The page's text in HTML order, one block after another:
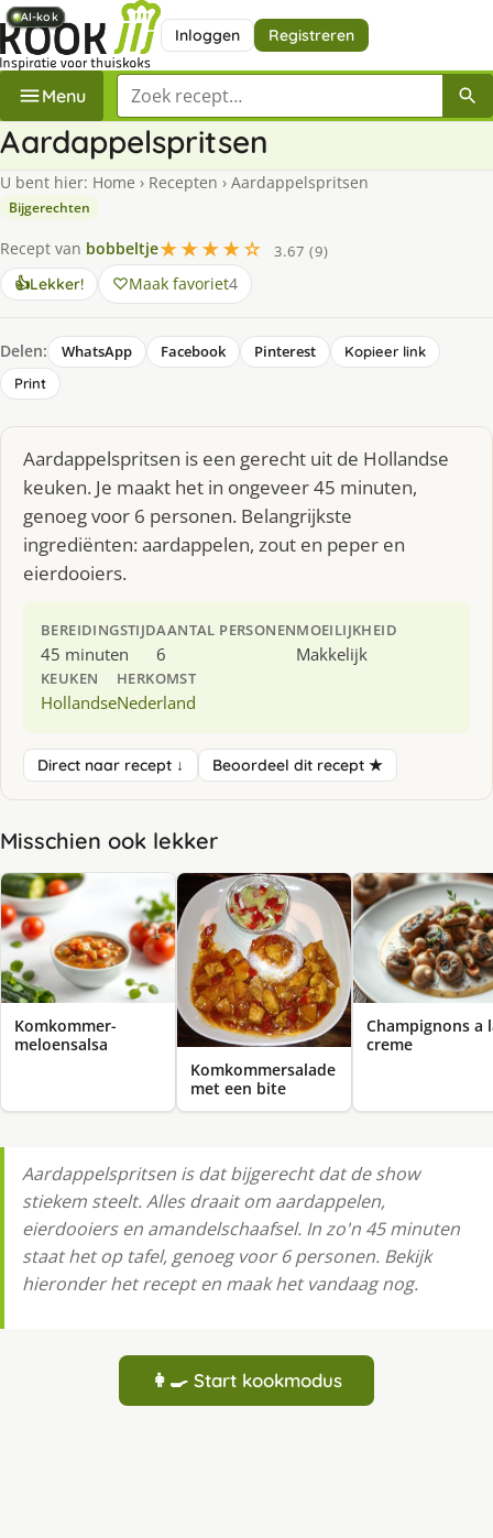
Inloggen Registreren
Menu Zoek een recept
Aardappelspritsen
U bent hier: Home › Recepten › Aardappelspritsen
Bijgerechten
Recept van bobbeltje★★★★☆
3.67 (9)
👍Lekker! Maak favoriet4
Delen: WhatsApp Facebook Pinterest
Kopieer link
Print
Aardappelspritsen is een gerecht uit de Hollandse
keuken. Je maakt het in ongeveer 45 minuten,
genoeg voor 6 personen. Belangrijkste
ingrediënten: aardappelen, zout en peper en
eierdooiers.
BEREIDINGSTIJD
45 minuten
AANTAL PERSONEN
6
MOEILIJKHEID
Makkelijk
KEUKEN
Hollandse
HERKOMST
Nederland
Direct naar recept ↓ Beoordeel dit recept ★
Misschien ook lekker
AI-kok
Komkommer-
meloensalsa
Komkommersalade
met een bite
AI-kok
Champignons a
creme
AI-kok
AI-kok
AI-kok
Aardappelspritsen is dat bijgerecht dat de show
stiekem steelt. Alles draait om aardappelen,
eierdooiers en amandelschaafsel. In zo'n 45 minuten
staat het op tafel, genoeg voor 6 personen. Bekijk
hieronder het recept en maak het vandaag nog.
👩‍🍳 Start kookmodus